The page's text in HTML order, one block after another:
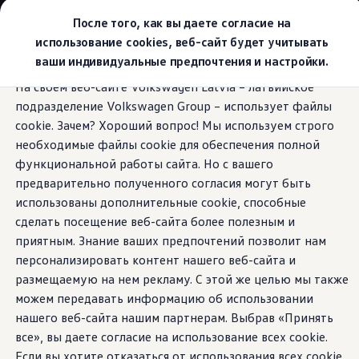
После того, как вы даете согласие на
использование cookies, веб-сайт будет учитывать
ваши индивидуальные предпочтения и настройки.
На своем веб-сайте Volkswagen Latvia – латвийское
подразделение Volkswagen Group – использует файлы
cookie. Зачем? Хороший вопрос! Мы используем строго
необходимые файлы cookie для обеспечения полной
функциональной работы сайта. Но с вашего
предварительно полученного согласия могут быть
использованы дополнительные cookie, способные
сделать посещение веб-сайта более полезным и
приятным. Знание ваших предпочтений позволит нам
персонализировать контент нашего веб-сайта и
размещаемую на нем рекламу. С этой же целью мы также
можем передавать информацию об использовании
нашего веб-сайта нашим партнерам. Выбрав «Принять
все», вы даете согласие на использование всех cookie.
Если вы хотите отказаться от использования всех cookie,
основному
содержанию
нижнему
колонтитулу
Выбери свой Volkswagen
Модельный ряд
Новый ID.Cross
Открой для себя семейство внедорожников
Предложения и услуги
Юбилейное предложение
Автомобильный онлайн-магазин Volkswagen
Обмен автомобилей
Лизинг Volkswagen
Гарантия
Бесплатная регистрация для вашего нового
Взаимодействие в сети простыми словами
VW Connect
Активация
Все службы
VW Connect для Вашего ID.
Обновления (Upgrades)
Car-Net
App-Connect
Fleet Interface Data
O Volkswagen
Получи больше
Владельцы и услуги
Area View
Для всестороннего
обзора.